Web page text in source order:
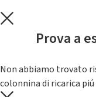
Prova a
Non abbiamo trovato
colonnina di ricarica